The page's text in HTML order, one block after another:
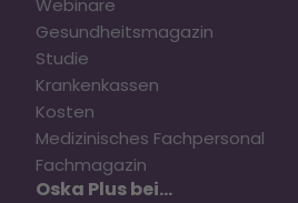
Webinare
Gesundheitsmagazin
Studie
Krankenkassen
Kosten
Medizinisches Fachpersonal
Fachmagazin
Oska Plus bei...